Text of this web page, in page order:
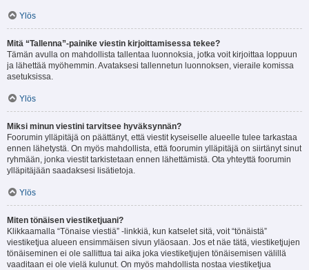
Ylös
Mitä “Tallenna”-painike viestin kirjoittamisessa tekee?
Tämän avulla on mahdollista tallentaa luonnoksia, jotka voit kirjoittaa loppuun
ja lähettää myöhemmin. Avataksesi tallennetun luonnoksen, vieraile komissa
asetuksissa.
Ylös
Miksi minun viestini tarvitsee hyväksynnän?
Foorumin ylläpitäjä on päättänyt, että viestit kyseiselle alueelle tulee tarkastaa
ennen lähetystä. On myös mahdollista, että foorumin ylläpitäjä on siirtänyt sinut
ryhmään, jonka viestit tarkistetaan ennen lähettämistä. Ota yhteyttä foorumin
ylläpitäjään saadaksesi lisätietoja.
Ylös
Miten tönäisen viestiketjuani?
Klikkaamalla “Tönaise viestiä” -linkkiä, kun katselet sitä, voit “tönäistä”
viestiketjua alueen ensimmäisen sivun yläosaan. Jos et näe tätä, viestiketjujen
tönäiseminen ei ole sallittua tai aika joka viestiketjujen tönäisemisen välillä
vaaditaan ei ole vielä kulunut. On myös mahdollista nostaa viestiketjua